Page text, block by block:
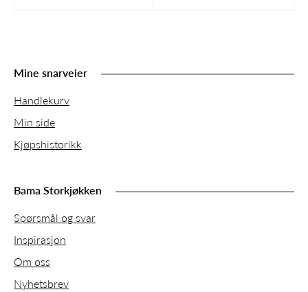
Mine snarveier
Handlekurv
Min side
Kjøpshistorikk
Bama Storkjøkken
Spørsmål og svar
Inspirasjon
Om oss
Nyhetsbrev